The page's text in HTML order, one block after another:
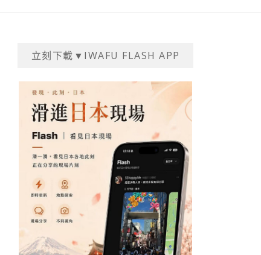
立刻下載▼IWAFU FLASH APP